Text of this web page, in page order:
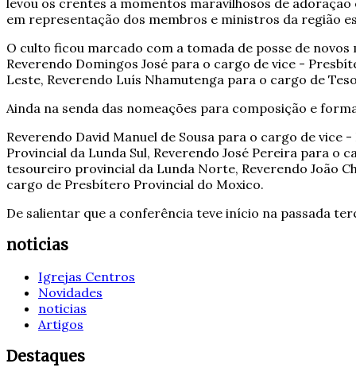
em representação dos membros e ministros da região
O culto ficou marcado com a tomada de posse de
Reverendo Domingos José para o cargo de vice -
Leste, Reverendo Luís Nhamutenga para o cargo de
Ainda na senda das nomeações para composição e
Reverendo David Manuel de Sousa para o cargo de
Provincial da Lunda Sul, Reverendo José Pereira para
tesoureiro provincial da Lunda Norte, Reverendo João
cargo de Presbítero Provincial do Moxico.
De salientar que a conferência teve início na passada
noticias
Igrejas Centros
Novidades
noticias
Artigos
Destaques